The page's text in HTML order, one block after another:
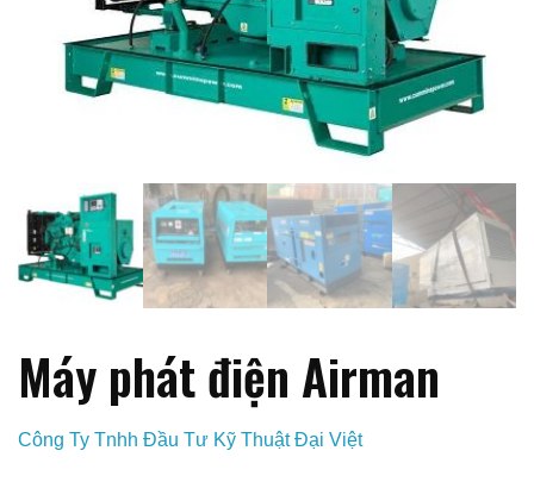
Máy phát điện Airman
Công Ty Tnhh Đầu Tư Kỹ Thuật Đại Việt